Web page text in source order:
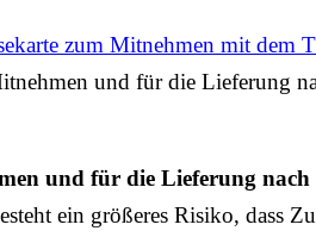
zum Mitnehmen mit dem
und für die Lieferung
und für die Lieferung nach
ein größeres Risiko, dass